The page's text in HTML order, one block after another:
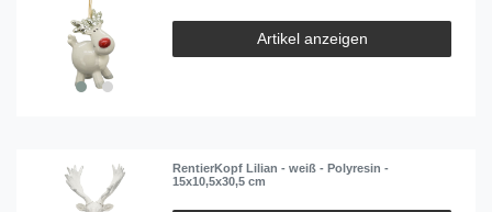
Artikel anzeigen
RentierKopf Lilian - weiß - Polyresin -
15x10,5x30,5 cm